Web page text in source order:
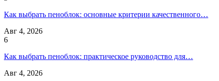
Как выбрать пеноблок: основные критерии качественного…
Авг 4, 2026
6
Как выбрать пеноблок: практическое руководство для…
Авг 4, 2026